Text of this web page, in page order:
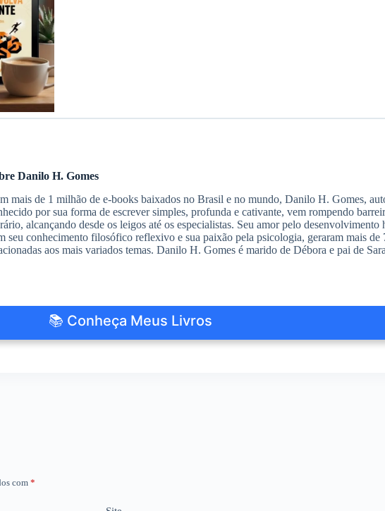
Danilo H. Gomes
mais de 1 milhão de e-books baixados no Brasil e no mundo, Danilo H. Gomes,
por sua forma de escrever simples, profunda e cativante, vem rompendo
alcançando desde os leigos até os especialistas. Seu amor pelo
seu conhecimento filosófico reflexivo e sua paixão pela psicologia, geraram mais de
aos mais variados temas. Danilo H. Gomes é marido de Débora e pai de
📚 Conheça Meus Livros
com *